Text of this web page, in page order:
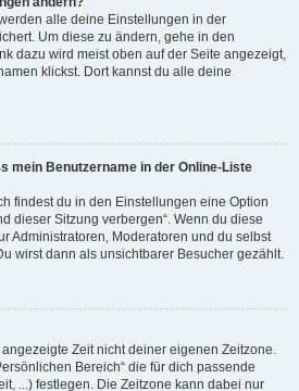
alle deine Einstellungen in der
Um diese zu ändern, gehe in den
dazu wird meist oben auf der Seite angezeigt,
klickst. Dort kannst du alle deine
mein Benutzername in der Online-Liste
findest du in den Einstellungen eine Option
dieser Sitzung verbergen“. Wenn du diese
Administratoren, Moderatoren und du selbst
wirst dann als unsichtbarer Besucher gezählt.
Zeit nicht deiner eigenen Zeitzone.
Bereich“ die für dich passende
...) festlegen. Die Zeitzone kann dabei nur